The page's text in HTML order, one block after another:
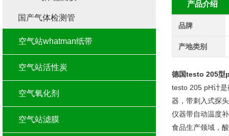
产品介绍
品牌
产地类别
德国testo 205型
testo 205 pH计
器，带刺入式探
仪器带自动温度
食品生产领域，
国产气体检测管
空气站whatman纸带
空气站活性炭
空气氧化剂
空气站滤膜